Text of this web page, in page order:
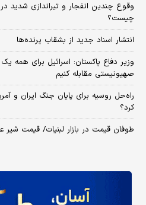
وقوع چندین انفجار و تیراندازی شدید
چیست؟
انتشار اسناد جدید از بشقاب پرنده‌ها
وزیر دفاع پاکستان: اسرائیل برای همه
صهیونیستی مقابله کنیم
راه‌حل روسیه برای پایان جنگ ایران و
کرد؟
طوفان قیمت در بازار لبنیات/ قیمت